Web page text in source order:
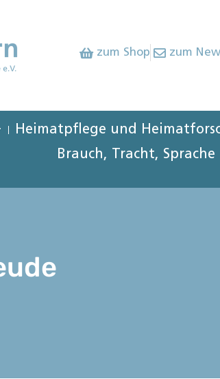
zum Shop zum
Heimatpflege und
Brauch, Tracht, Sprache